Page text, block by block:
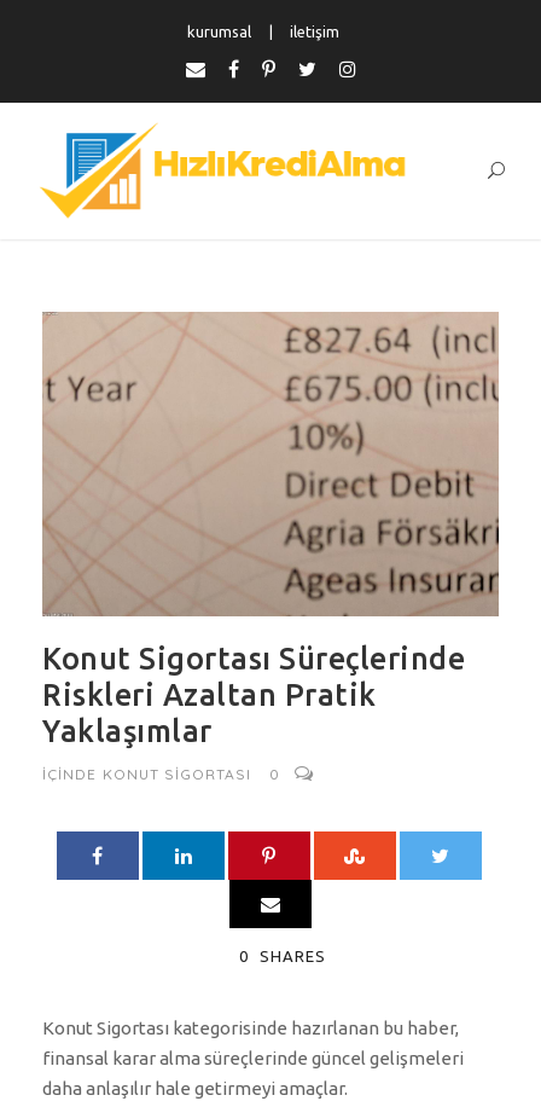
kurumsal iletişim
Konut Sigortası Süreçlerinde
Riskleri Azaltan Pratik
Yaklaşımlar
IÇINDE KONUT SIGORTASI 0
0 SHARES
Konut Sigortası kategorisinde hazırlanan bu haber,
finansal karar alma süreçlerinde güncel gelişmeleri
daha anlaşılır hale getirmeyi amaçlar.